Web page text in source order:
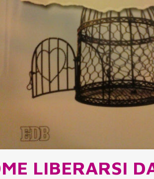
LIBERARSI